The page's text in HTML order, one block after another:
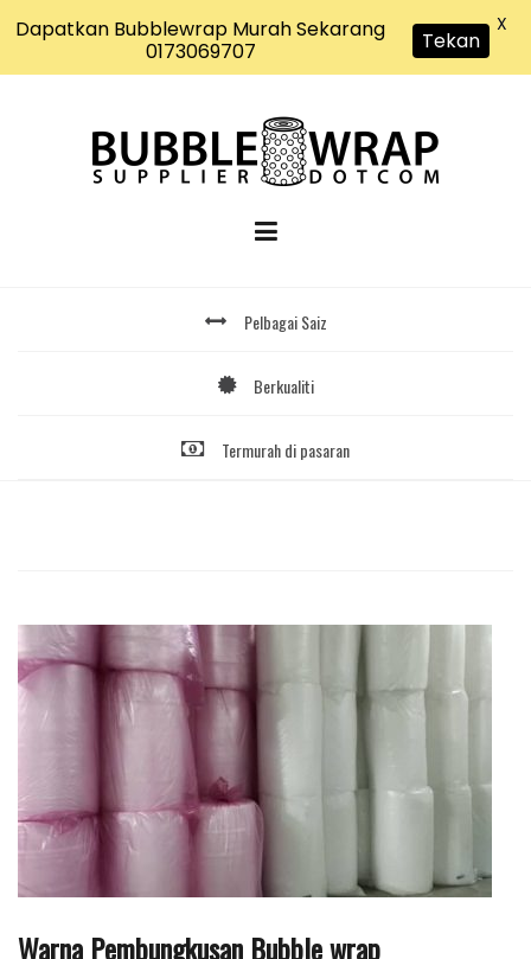
Pelbagai Saiz
Berkualiti
Termurah di pasaran
Warna Pembungkusan Bubble wrap
Dapatkan Bubblewrap Murah Sekarang
0173069707
Tekan
X